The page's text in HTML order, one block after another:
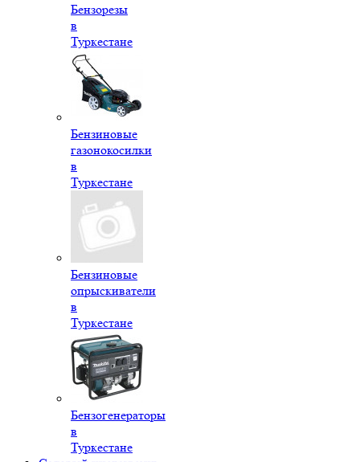
Бензорезы
в
Туркестане
Бензиновые
газонокосилки
в
Туркестане
Бензиновые
опрыскиватели
в
Туркестане
Бензогенераторы
в
Туркестане